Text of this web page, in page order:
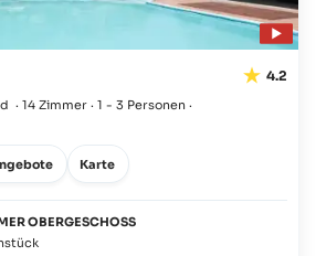
4.2
· 14 Zimmer · 1 - 3 Personen ·
Karte
OBERGESCHOSS